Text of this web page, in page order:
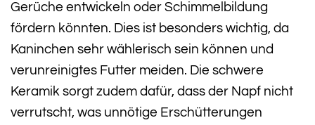
Gerüche entwickeln oder Schimmelbildung
fördern könnten. Dies ist besonders wichtig, da
Kaninchen sehr wählerisch sein können und
verunreinigtes Futter meiden. Die schwere
Keramik sorgt zudem dafür, dass der Napf nicht
verrutscht, was unnötige Erschütterungen